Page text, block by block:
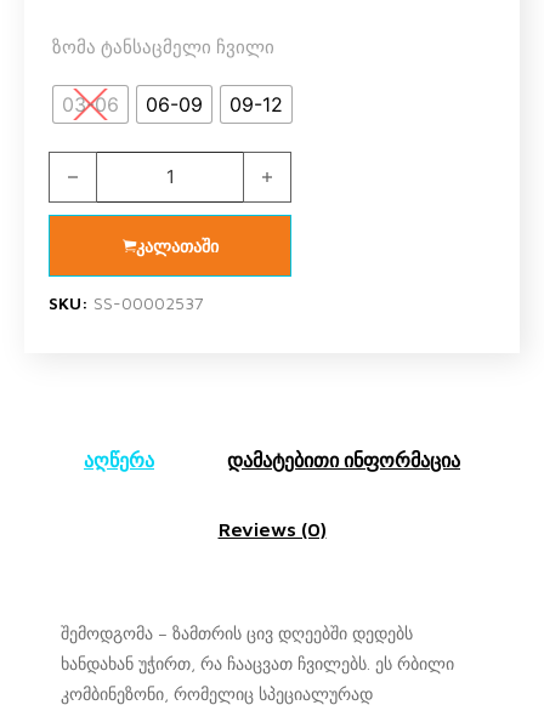
ზომა ტანსაცმელი ჩვილი
03-06 06-09 09-12
US POLO ASSN 1000 V1 კომბინეზონი quantity
კალათაში
SKU: SS-00002537
აღწერა დამატებითი ინფორმაცია
Reviews (0)
შემოდგომა – ზამთრის ცივ დღეებში დედებს
ხანდახან უჭირთ, რა ჩააცვათ ჩვილებს. ეს რბილი
კომბინეზონი, რომელიც სპეციალურად